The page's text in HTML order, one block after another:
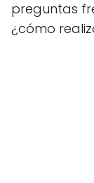
preguntas
¿cómo